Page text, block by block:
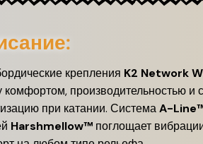
крепления K2 Network
комфортом, производительностью
при катании. СистемаA-
Harshmellow™ поглощает